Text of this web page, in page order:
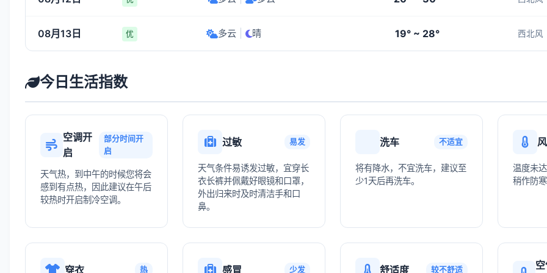
08月13日 优 多云 晴 19° ~ 28° 西北风
今日生活指数
空调开
启
部分时间开
启
天气热，到中午的时候您将会
感到有点热，因此建议在午后
较热时开启制冷空调。
过敏 易发
天气条件易诱发过敏，宜穿长
衣长裤并佩戴好眼镜和口罩，
外出归来时及时清洁手和口
鼻。
洗车 不适宜
将有降水，不宜洗车，建议至
少1天后再洗车。
温度未
稍作防
穿衣 热 感冒 少发 舒适度 较不舒适